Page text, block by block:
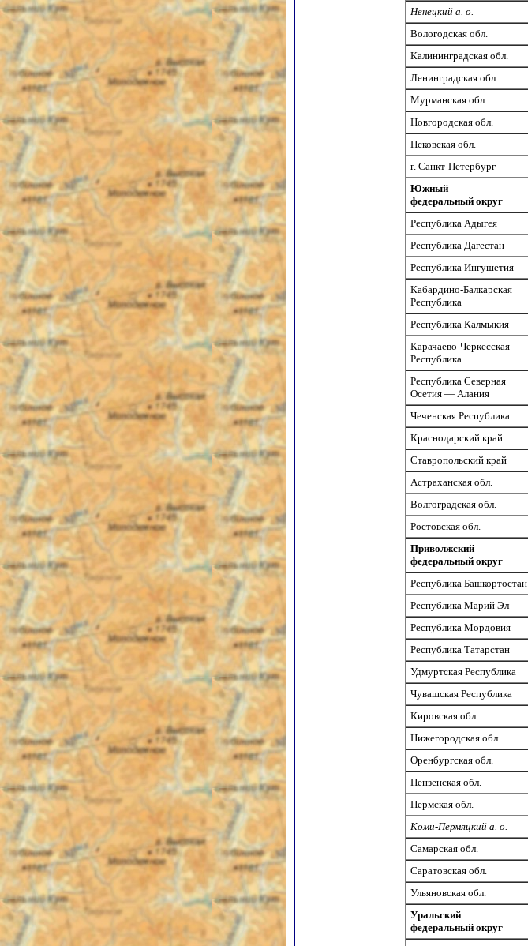
Ненецкий а. о.
Вологодская обл.
Калининградская обл.
Ленинградская обл.
Мурманская обл.
Новгородская обл.
Псковская обл.
г. Санкт-Петербург
Южный
федеральный округ
Республика Адыгея
Республика Дагестан
Республика Ингушетия
Кабардино-Балкарская
Республика
Республика Калмыкия
Карачаево-Черкесская
Республика
Республика Северная
Осетия — Алания
Чеченская Республика
Краснодарский край
Ставропольский край
Астраханская обл.
Волгоградская обл.
Ростовская обл.
Приволжский
федеральный округ
Республика Башкортостан
Республика Марий Эл
Республика Мордовия
Республика Татарстан
Удмуртская Республика
Чувашская Республика
Кировская обл.
Нижегородская обл.
Оренбургская обл.
Пензенская обл.
Пермская обл.
Коми-Пермяцкий а. о.
Самарская обл.
Саратовская обл.
Ульяновская обл.
Уральский
федеральный округ